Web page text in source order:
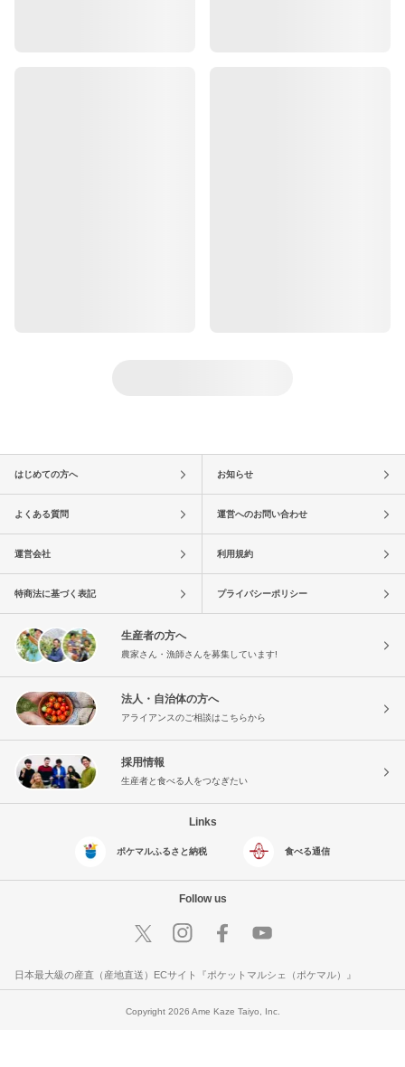
はじめての方へ お知らせ
よくある質問 運営へのお問い合わせ
運営会社 利用規約
特商法に基づく表記 プライバシーポリシー
生産者の方へ
農家さん・漁師さんを募集しています!
法人・自治体の方へ
アライアンスのご相談はこちらから
採用情報
生産者と食べる人をつなぎたい
Links
ポケマルふるさと納税 食べる通信
Follow us
日本最大級の産直（産地直送）ECサイト『ポケットマルシェ（ポケマル）』
Copyright 2026 Ame Kaze Taiyo, Inc.